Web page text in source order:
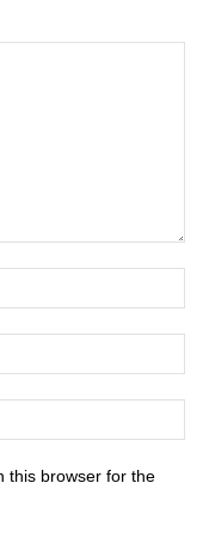
this browser for the